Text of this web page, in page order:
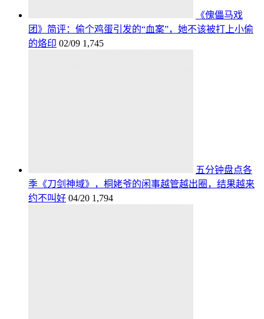
《傀儡马戏
团》简评：偷个鸡蛋引发的“血案”，她不该被打上小偷
的烙印 02/09 1,745
五分钟盘点各
季《刀剑神域》，桐姥爷的闲事越管越出圈，结果越来
约不叫好 04/20 1,794